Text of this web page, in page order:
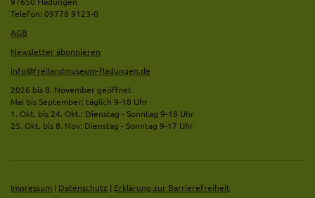
97650 Fladungen
Telefon: 09778 9123-0
AGB
Newsletter abonnieren
info@freilandmuseum-fladungen.de
2026 bis 8. November geöffnet
Mai bis September: täglich 9-18 Uhr
1. Okt. bis 24. Okt.: Dienstag - Sonntag 9-18 Uhr
25. Okt. bis 8. Nov: Dienstag - Sonntag 9-17 Uhr
Impressum Datenschutz Erklärung zur Barrierefreiheit